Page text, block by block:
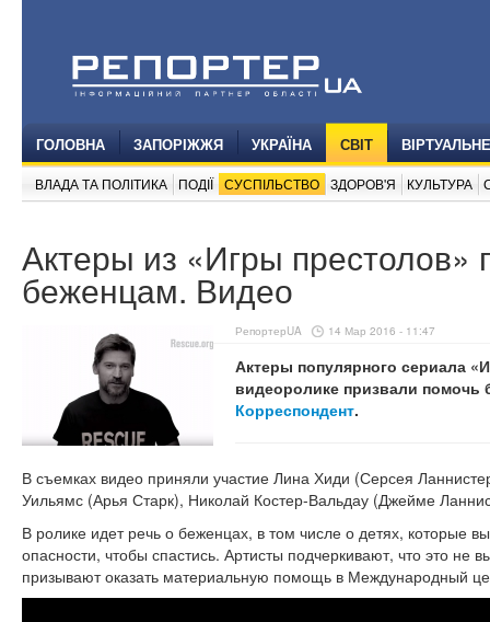
ГОЛОВНА ЗАПОРІЖЖЯ УКРАЇНА СВІТ
ВЛАДА ТА ПОЛІТИКА ПОДІЇ СУСПІЛЬСТВО ЗДОРОВ'Я КУЛЬТУРА
Актеры из «Игры престолов»
беженцам. Видео
РепортерUA 14 Мар 2016 - 11:47
Актеры популярного сериала
видеоролике призвали
Корреспондент.
В съемках видео приняли участие Лина Хиди (Серсея
Уильямс (Арья Старк), Николай Костер-Вальдау (Джейме
В ролике идет речь о беженцах, в том числе о детях, которые
опасности, чтобы спастись. Артисты подчеркивают, что это не
призывают оказать материальную помощь в Международный